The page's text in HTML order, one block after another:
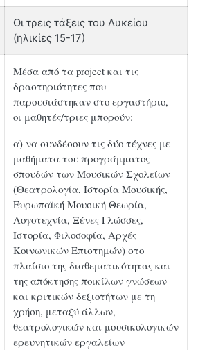
Οι τρεις τάξεις του Λυκείου
(ηλικίες 15-17)
Μέσα από τα project και τις
δραστηριότητες που
παρουσιάστηκαν στο εργαστήριο,
οι μαθητές/τριες μπορούν:
α) να συνδέσουν τις δύο τέχνες με
μαθήματα του προγράμματος
σπουδών των Μουσικών Σχολείων
(Θεατρολογία, Ιστορία Μουσικής,
Ευρωπαϊκή Μουσική Θεωρία,
Λογοτεχνία, Ξένες Γλώσσες,
Ιστορία, Φιλοσοφία, Αρχές
Κοινωνικών Επιστημών) στο
πλαίσιο της διαθεματικότητας και
της απόκτησης ποικίλων γνώσεων
και κριτικών δεξιοτήτων με τη
χρήση, μεταξύ άλλων,
θεατρολογικών και μουσικολογικών
ερευνητικών εργαλείων